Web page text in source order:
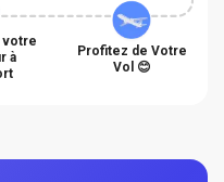
votre
à
Profitez de Votre
Vol 😊